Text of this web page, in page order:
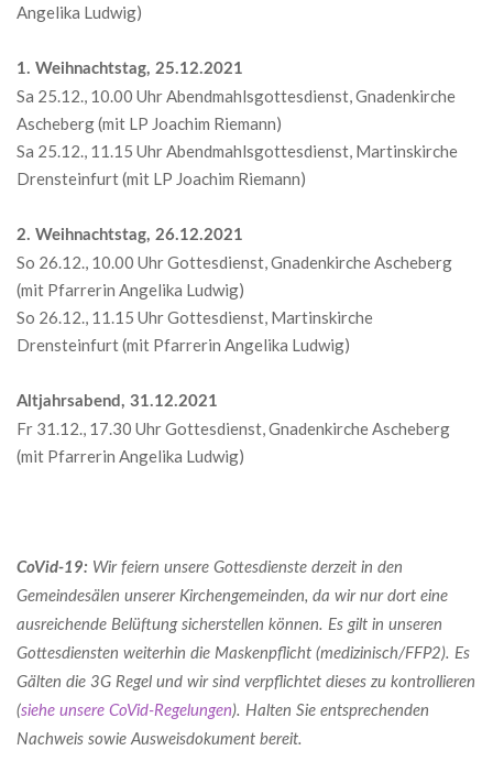
Angelika Ludwig)
1. Weihnachtstag, 25.12.2021
Sa 25.12., 10.00 Uhr Abendmahlsgottesdienst, Gnadenkirche
Ascheberg (mit LP Joachim Riemann)
Sa 25.12., 11.15 Uhr Abendmahlsgottesdienst, Martinskirche
Drensteinfurt (mit LP Joachim Riemann)
2. Weihnachtstag, 26.12.2021
So 26.12., 10.00 Uhr Gottesdienst, Gnadenkirche Ascheberg
(mit Pfarrerin Angelika Ludwig)
So 26.12., 11.15 Uhr Gottesdienst, Martinskirche
Drensteinfurt (mit Pfarrerin Angelika Ludwig)
Altjahrsabend, 31.12.2021
Fr 31.12., 17.30 Uhr Gottesdienst, Gnadenkirche Ascheberg
(mit Pfarrerin Angelika Ludwig)
CoVid-19: Wir feiern unsere Gottesdienste derzeit in den
Gemeindesälen unserer Kirchengemeinden, da wir nur dort eine
ausreichende Belüftung sicherstellen können. Es gilt in unseren
Gottesdiensten weiterhin die Maskenpflicht (medizinisch/FFP2). Es
Gälten die 3G Regel und wir sind verpflichtet dieses zu kontrollieren
(siehe unsere CoVid-Regelungen). Halten Sie entsprechenden
Nachweis sowie Ausweisdokument bereit.